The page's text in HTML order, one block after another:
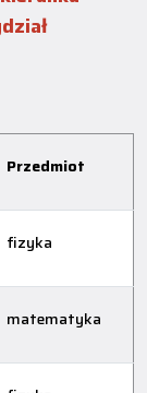
Przedmiot
fizyka
matematyka